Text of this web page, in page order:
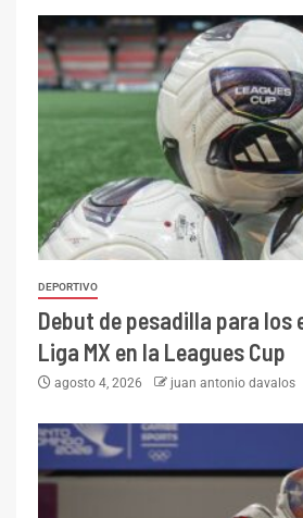
DEPORTIVO
Debut de pesadilla para los
Liga MX en la Leagues Cup
agosto 4, 2026 juan antonio davalos